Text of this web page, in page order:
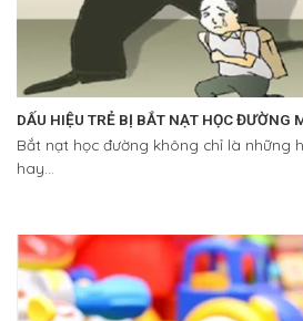
DẤU HIỆU TRẺ BỊ BẮT NẠT HỌC ĐƯỜNG
Bắt nạt học đường không chỉ là những
hay...